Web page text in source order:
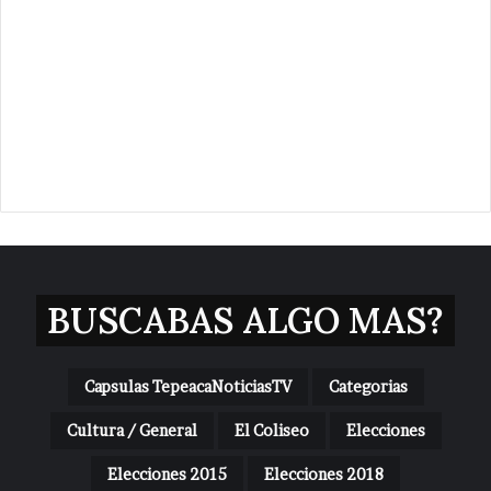
BUSCABAS ALGO MAS?
Capsulas TepeacaNoticiasTV Categorias
Cultura / General El Coliseo Elecciones
Elecciones 2015 Elecciones 2018